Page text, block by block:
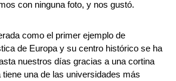
con ninguna foto, y nos gustó.
como el primer ejemplo de
de Europa y su centro histórico se ha
nuestros días gracias a una cortina
una de las universidades más